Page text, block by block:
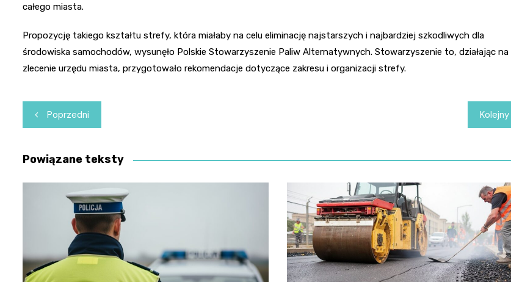
całego miasta.
Propozycję takiego kształtu strefy, która miałaby na celu eliminację najstarszych i najbardziej szkodliwych dla
środowiska samochodów, wysunęło Polskie Stowarzyszenie Paliw Alternatywnych. Stowarzyszenie to, działając na
zlecenie urzędu miasta, przygotowało rekomendacje dotyczące zakresu i organizacji strefy.
Nawigacja
wpisu
Poprzedni Kolejny
Powiązane teksty